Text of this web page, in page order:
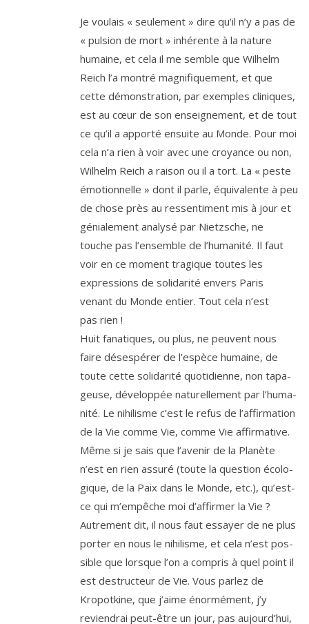
Je vou­lais « seule­ment » dire qu’il n’y a pas de
« pul­sion de mort » inhé­rente à la nature
humaine, et cela il me semble que Wilhelm
Reich l’a mon­tré magni­fi­que­ment, et que
cette démons­tra­tion, par exemples cli­niques,
est au cœur de son ensei­gne­ment, et de tout
ce qu’il a appor­té ensuite au Monde. Pour moi
cela n’a rien à voir avec une croyance ou non,
Wilhelm Reich a rai­son ou il a tort. La « peste
émo­tion­nelle » dont il parle, équi­va­lente à peu
de chose près au res­sen­ti­ment mis à jour et
génia­le­ment ana­ly­sé par Nietzsche, ne
touche pas l’en­semble de l’hu­ma­ni­té. Il faut
voir en ce moment tra­gique toutes les
expres­sions de soli­da­ri­té envers Paris
venant du Monde entier. Tout cela n’est
pas rien !
Huit fana­tiques, ou plus, ne peuvent nous
faire déses­pé­rer de l’es­pèce humaine, de
toute cette soli­da­ri­té quo­ti­dienne, non tapa­
geuse, déve­lop­pée natu­rel­le­ment par l’hu­ma­
ni­té. Le nihi­lisme c’est le refus de l’af­fir­ma­tion
de la Vie comme Vie, comme Vie affir­ma­tive.
Même si je sais que l’a­ve­nir de la Planète
n’est en rien assu­ré (toute la ques­tion éco­lo­
gique, de la Paix dans le Monde, etc.), qu’est-
ce qui m’empêche moi d’af­fir­mer la Vie ?
Autrement dit, il nous faut essayer de ne plus
por­ter en nous le nihi­lisme, et cela n’est pos­
sible que lorsque l’on a com­pris à quel point il
est des­truc­teur de Vie. Vous par­lez de
Kropotkine, que j’aime énor­mé­ment, j’y
revien­drai peut-être un jour, pas aujourd’­hui,